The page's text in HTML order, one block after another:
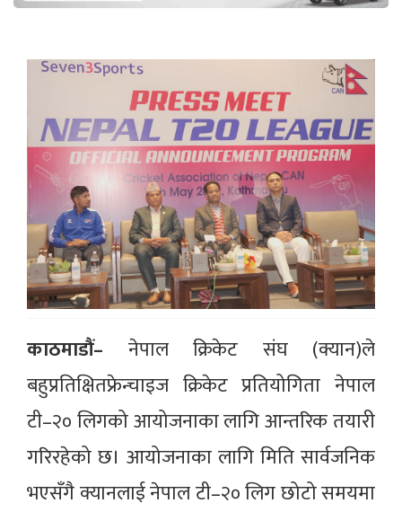
काठमाडौं– नेपाल क्रिकेट संघ (क्यान)ले
बहुप्रतिक्षितफ्रेन्चाइज क्रिकेट प्रतियोगिता नेपाल
टी–२० लिगको आयोजनाका लागि आन्तरिक तयारी
गरिरहेको छ। आयोजनाका लागि मिति सार्वजनिक
भएसँगै क्यानलाई नेपाल टी–२० लिग छोटो समयमा